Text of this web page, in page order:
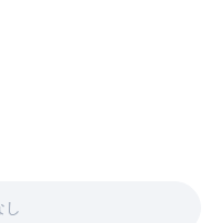
扱いがありません
ないか取り扱いがありません
ンはEC在庫がないか取り扱いがあ
し